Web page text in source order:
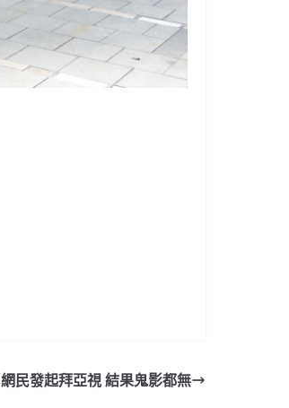
網民發起拜亞視 結果鬼影都無